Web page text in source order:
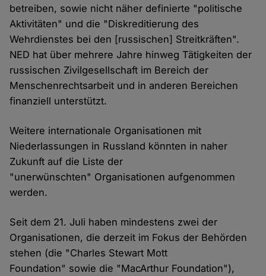
betreiben, sowie nicht näher definierte "politische
Aktivitäten" und die "Diskreditierung des
Wehrdienstes bei den [russischen] Streitkräften".
NED hat über mehrere Jahre hinweg Tätigkeiten der
russischen Zivilgesellschaft im Bereich der
Menschenrechtsarbeit und in anderen Bereichen
finanziell unterstützt.
Weitere internationale Organisationen mit
Niederlassungen in Russland könnten in naher
Zukunft auf die Liste der
"unerwünschten" Organisationen aufgenommen
werden.
Seit dem 21. Juli haben mindestens zwei der
Organisationen, die derzeit im Fokus der Behörden
stehen (die "Charles Stewart Mott
Foundation" sowie die "MacArthur Foundation"),